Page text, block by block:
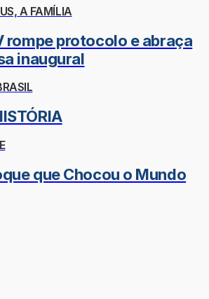
A FAMÍLIA
rompe protocolo e abraça
inaugural
que Chocou o Mundo